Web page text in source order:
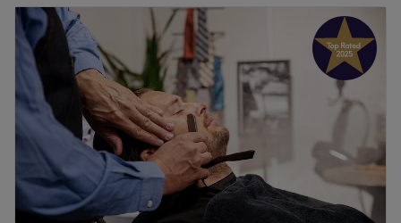
Dienstag
18:00
Mittwoch
Geschlossen
Donnerstag
Geschlossen
Freitag
10:00
18:00
Samstag
10:00
18:00
Sonntag
Geschlossen
Eugen & Alena 1. Etage
### Willkommen bei Eugen & Alena!